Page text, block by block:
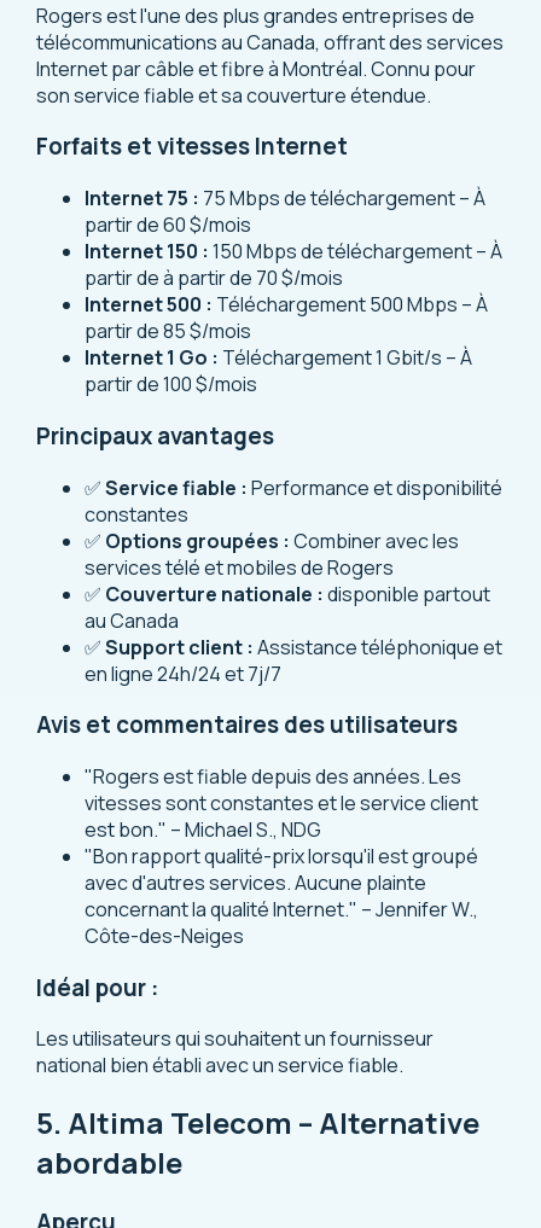
Rogers est l'une des plus grandes entreprises de
télécommunications au Canada, offrant des services
Internet par câble et fibre à Montréal. Connu pour
son service fiable et sa couverture étendue.
Forfaits et vitesses Internet
Internet 75 : 75 Mbps de téléchargement – À
partir de 60 $/mois
Internet 150 : 150 Mbps de téléchargement – À
partir de à partir de 70 $/mois
Internet 500 : Téléchargement 500 Mbps – À
partir de 85 $/mois
Internet 1 Go : Téléchargement 1 Gbit/s – À
partir de 100 $/mois
Principaux avantages
✅Service fiable : Performance et disponibilité
constantes
✅ Options groupées : Combiner avec les
services télé et mobiles de Rogers
✅ Couverture nationale : disponible partout
au Canada
✅Support client : Assistance téléphonique et
en ligne 24h/24 et 7j/7
Avis et commentaires des utilisateurs
"Rogers est fiable depuis des années. Les
vitesses sont constantes et le service client
est bon." – Michael S., NDG
"Bon rapport qualité-prix lorsqu'il est groupé
avec d'autres services. Aucune plainte
concernant la qualité Internet." – Jennifer W.,
Côte-des-Neiges
Idéal pour :
Les utilisateurs qui souhaitent un fournisseur
national bien établi avec un service fiable.
5. Altima Telecom – Alternative
abordable